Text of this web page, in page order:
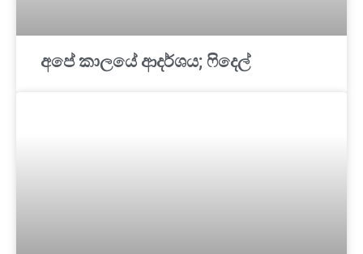
අපේ කාලයේ ආදර්ශය; ෆිදෙල්